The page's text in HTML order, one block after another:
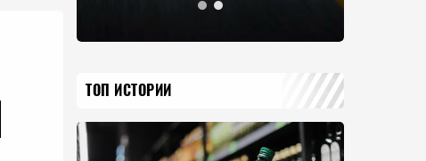
ТОП ИСТОРИИ